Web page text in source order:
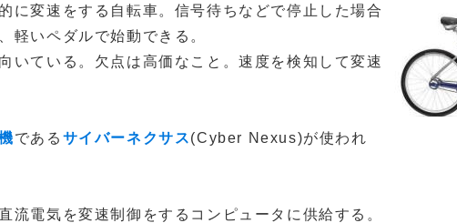
に変速をする自転車。信号待ちなどで停止した場合
軽いペダルで始動できる。
いている。欠点は高価なこと。速度を検知して変速
である サイバーネクサス(Cyber Nexus)が使われ
流電気を変速制御をするコンピュータに供給する。